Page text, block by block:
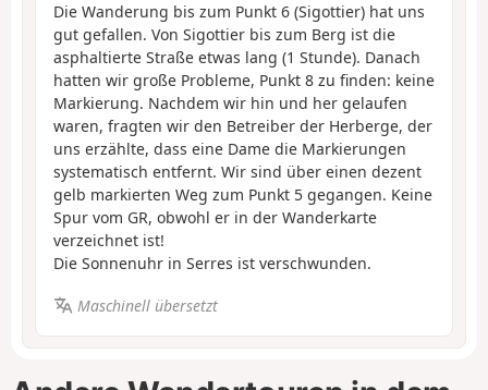
Die Wanderung bis zum Punkt 6 (Sigottier) hat uns
gut gefallen. Von Sigottier bis zum Berg ist die
asphaltierte Straße etwas lang (1 Stunde). Danach
hatten wir große Probleme, Punkt 8 zu finden: keine
Markierung. Nachdem wir hin und her gelaufen
waren, fragten wir den Betreiber der Herberge, der
uns erzählte, dass eine Dame die Markierungen
systematisch entfernt. Wir sind über einen dezent
gelb markierten Weg zum Punkt 5 gegangen. Keine
Spur vom GR, obwohl er in der Wanderkarte
verzeichnet ist!
Die Sonnenuhr in Serres ist verschwunden.
Maschinell übersetzt